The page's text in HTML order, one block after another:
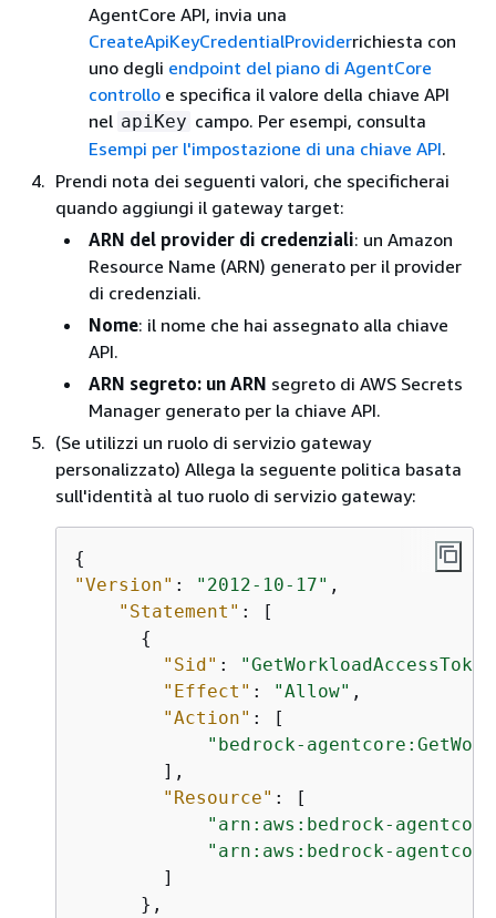
AgentCore API, invia una
CreateApiKeyCredentialProviderrichiesta con
uno degli endpoint del piano di AgentCore
controllo e specifica il valore della chiave API
nel apiKey campo. Per esempi, consulta
Esempi per l'impostazione di una chiave API.
Prendi nota dei seguenti valori, che specificherai
quando aggiungi il gateway target:
ARN del provider di credenziali: un Amazon
Resource Name (ARN) generato per il provider
di credenziali.
Nome: il nome che hai assegnato alla chiave
API.
ARN segreto: un ARN segreto di AWS Secrets
Manager generato per la chiave API.
(Se utilizzi un ruolo di servizio gateway
personalizzato) Allega la seguente politica basata
sull'identità al tuo ruolo di servizio gateway:
{
"Version" : "2012-10-17" ,
"Statement" : [
{
"Sid" :
"Effect" : "Allow" ,
"Action" : [
"bedrock-
        ],
"Resource" : [
"arn:aws:bedrock-
"arn:aws:bedrock-
        ]
      },